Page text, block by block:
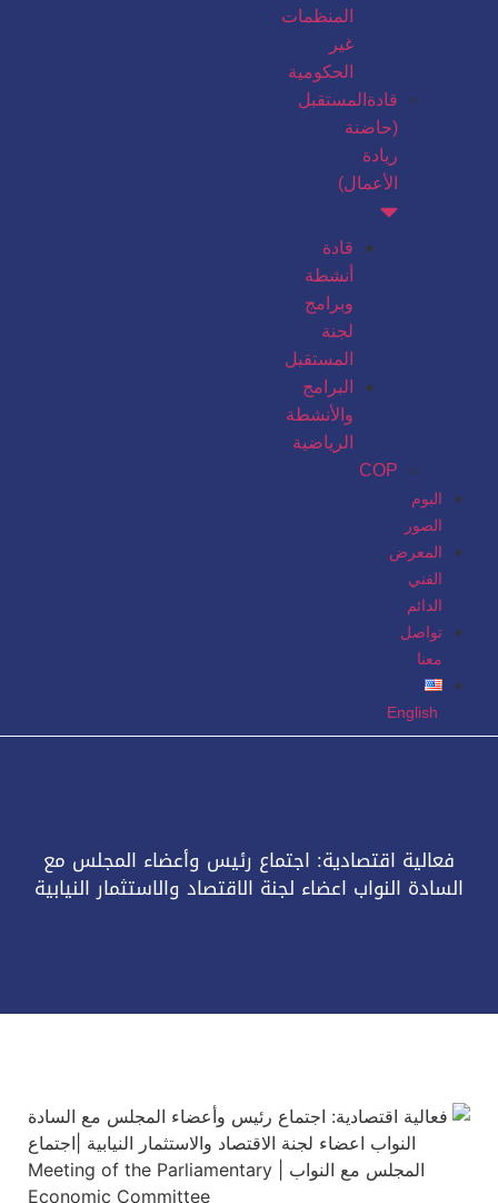
المنظمات
غير
الحكومية
قادةالمستقبل
(حاضنة
ريادة
الأعمال)
قادة
أنشطة
وبرامج
لجنة
المستقبل
البرامج
والأنشطة
الرياضية
COP
البوم
الصور
المعرض
الفني
الدائم
تواصل
معنا
English
فعالية اقتصادية: اجتماع رئيس وأعضاء المجلس مع
السادة النواب اعضاء لجنة الاقتصاد والاستثمار النيابية